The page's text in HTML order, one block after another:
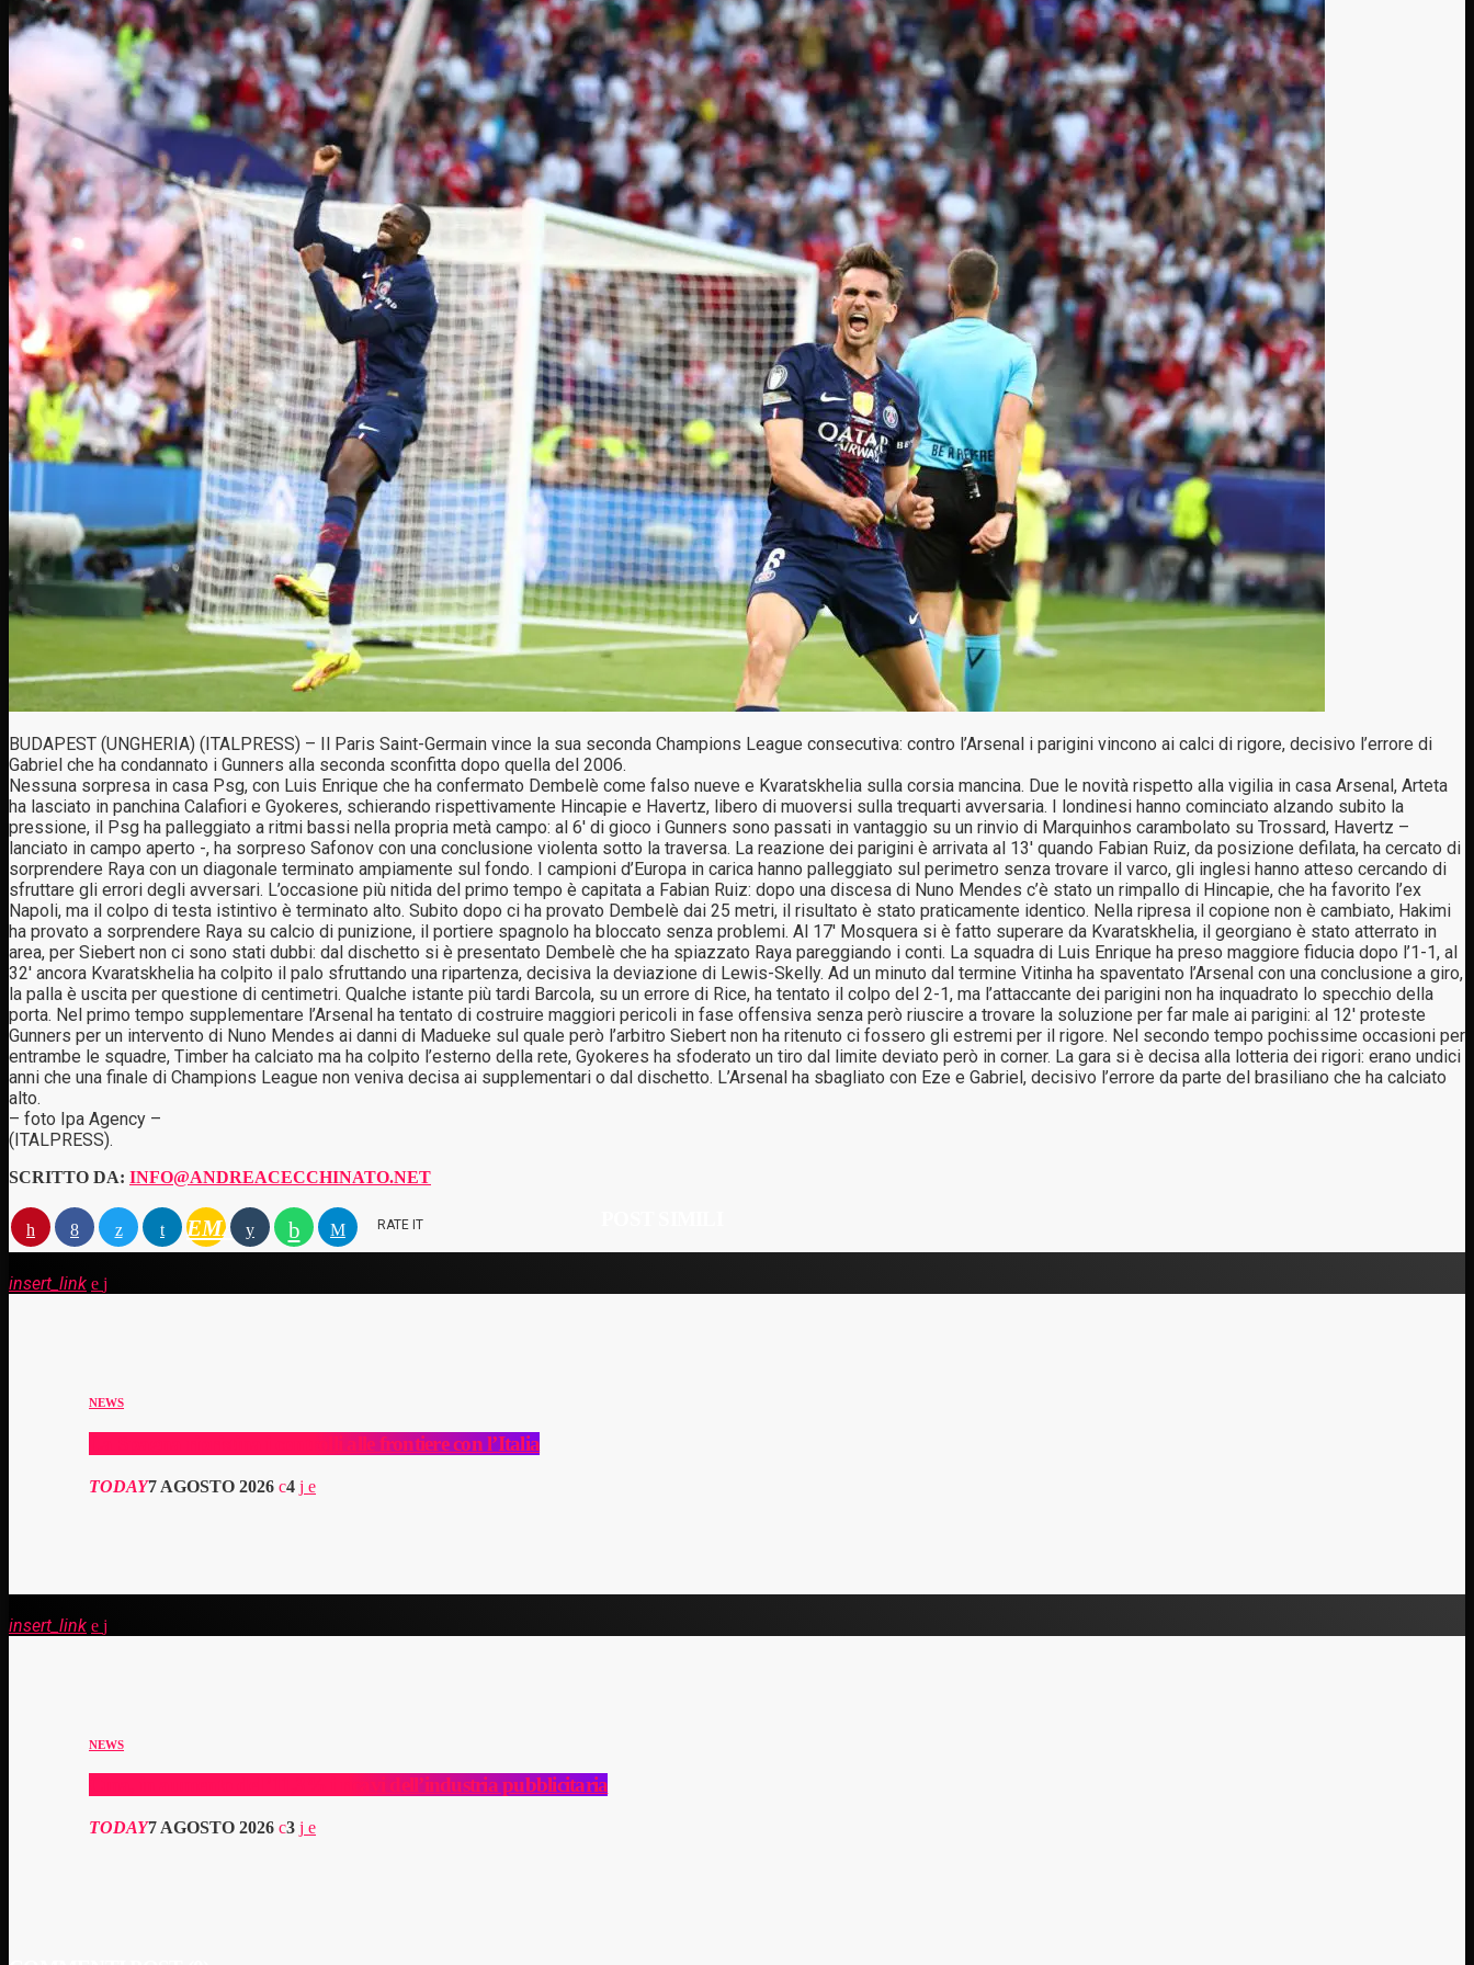
BUDAPEST (UNGHERIA) (ITALPRESS) – Il Paris Saint-Germain vince la sua seconda Champions League consecutiva: contro l’Arsenal i parigini vincono ai calci di rigore, decisivo l’errore di
Gabriel che ha condannato i Gunners alla seconda sconfitta dopo quella del 2006.
Nessuna sorpresa in casa Psg, con Luis Enrique che ha confermato Dembelè come falso nueve e Kvaratskhelia sulla corsia mancina. Due le novità rispetto alla vigilia in casa Arsenal, Arteta
ha lasciato in panchina Calafiori e Gyokeres, schierando rispettivamente Hincapie e Havertz, libero di muoversi sulla trequarti avversaria. I londinesi hanno cominciato alzando subito la
pressione, il Psg ha palleggiato a ritmi bassi nella propria metà campo: al 6′ di gioco i Gunners sono passati in vantaggio su un rinvio di Marquinhos carambolato su Trossard, Havertz –
lanciato in campo aperto -, ha sorpreso Safonov con una conclusione violenta sotto la traversa. La reazione dei parigini è arrivata al 13′ quando Fabian Ruiz, da posizione defilata, ha cercato di
sorprendere Raya con un diagonale terminato ampiamente sul fondo. I campioni d’Europa in carica hanno palleggiato sul perimetro senza trovare il varco, gli inglesi hanno atteso cercando di
sfruttare gli errori degli avversari. L’occasione più nitida del primo tempo è capitata a Fabian Ruiz: dopo una discesa di Nuno Mendes c’è stato un rimpallo di Hincapie, che ha favorito l’ex
Napoli, ma il colpo di testa istintivo è terminato alto. Subito dopo ci ha provato Dembelè dai 25 metri, il risultato è stato praticamente identico. Nella ripresa il copione non è cambiato, Hakimi
ha provato a sorprendere Raya su calcio di punizione, il portiere spagnolo ha bloccato senza problemi. Al 17′ Mosquera si è fatto superare da Kvaratskhelia, il georgiano è stato atterrato in
area, per Siebert non ci sono stati dubbi: dal dischetto si è presentato Dembelè che ha spiazzato Raya pareggiando i conti. La squadra di Luis Enrique ha preso maggiore fiducia dopo l’1-1, al
32′ ancora Kvaratskhelia ha colpito il palo sfruttando una ripartenza, decisiva la deviazione di Lewis-Skelly. Ad un minuto dal termine Vitinha ha spaventato l’Arsenal con una conclusione a giro,
la palla è uscita per questione di centimetri. Qualche istante più tardi Barcola, su un errore di Rice, ha tentato il colpo del 2-1, ma l’attaccante dei parigini non ha inquadrato lo specchio della
porta. Nel primo tempo supplementare l’Arsenal ha tentato di costruire maggiori pericoli in fase offensiva senza però riuscire a trovare la soluzione per far male ai parigini: al 12′ proteste
Gunners per un intervento di Nuno Mendes ai danni di Madueke sul quale però l’arbitro Siebert non ha ritenuto ci fossero gli estremi per il rigore. Nel secondo tempo pochissime occasioni per
entrambe le squadre, Timber ha calciato ma ha colpito l’esterno della rete, Gyokeres ha sfoderato un tiro dal limite deviato però in corner. La gara si è decisa alla lotteria dei rigori: erano undici
anni che una finale di Champions League non veniva decisa ai supplementari o dal dischetto. L’Arsenal ha sbagliato con Eze e Gabriel, decisivo l’errore da parte del brasiliano che ha calciato
alto.
– foto Ipa Agency –
(ITALPRESS).
SCRITTO DA: INFO@ANDREACECCHINATO.NET
EMAIL RATE IT
insert_link
NEWS
La Spagna ripristina i controlli alle frontiere con l’Italia
TODAY7 AGOSTO 2026 4
insert_link
NEWS
Cina, in aumento dell’11,3% i ricavi dell’industria pubblicitaria
TODAY7 AGOSTO 2026 3